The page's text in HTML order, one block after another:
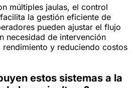
múltiples jaulas, el control
la gestión eficiente de
pueden ajustar el flujo
necesidad de intervención
y reduciendo costos
estos sistemas a la